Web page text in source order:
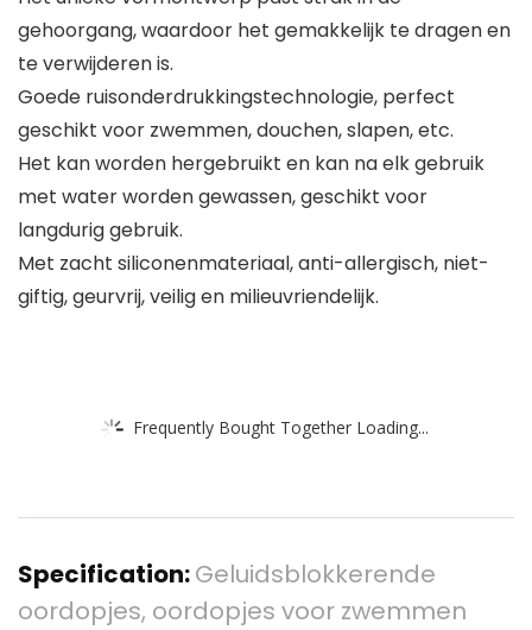
gehoorgang, waardoor het gemakkelijk te dragen en
te verwijderen is.
Goede ruisonderdrukkingstechnologie, perfect
geschikt voor zwemmen, douchen, slapen, etc.
Het kan worden hergebruikt en kan na elk gebruik
met water worden gewassen, geschikt voor
langdurig gebruik.
Met zacht siliconenmateriaal, anti-allergisch, niet-
giftig, geurvrij, veilig en milieuvriendelijk.
Frequently Bought Together Loading...
Specification:Geluidsblokkerende
oordopjes, oordopjes voor zwemmen